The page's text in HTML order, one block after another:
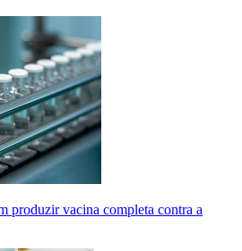
produzir vacina completa contra a